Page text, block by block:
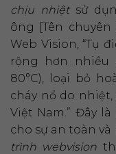
chịu nhiệtsử
ông [Tên
Web Vision, “Tụ
rộng hơn nhiều
80°C), loại bỏ
cháy nổ do
Việt Nam.” Đây
cho sự an toàn và
trình webvision